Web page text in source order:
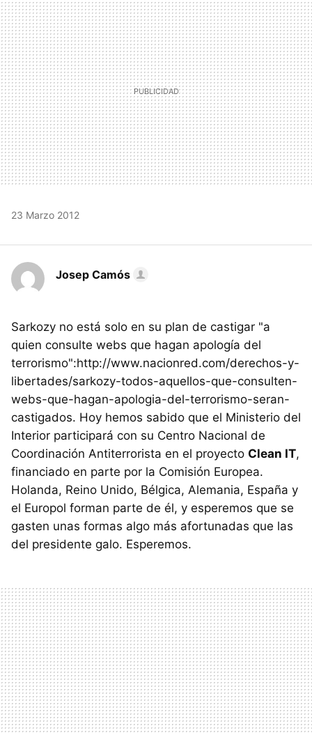
MAIL
23 Marzo 2012
Josep Camós
Sarkozy no está solo en su plan de castigar "a
quien consulte webs que hagan apología del
terrorismo":http://www.nacionred.com/derechos-y-
libertades/sarkozy-todos-aquellos-que-consulten-
webs-que-hagan-apologia-del-terrorismo-seran-
castigados. Hoy hemos sabido que el Ministerio del
Interior participará con su Centro Nacional de
Coordinación Antiterrorista en el proyecto Clean IT,
financiado en parte por la Comisión Europea.
Holanda, Reino Unido, Bélgica, Alemania, España y
el Europol forman parte de él, y esperemos que se
gasten unas formas algo más afortunadas que las
del presidente galo. Esperemos.